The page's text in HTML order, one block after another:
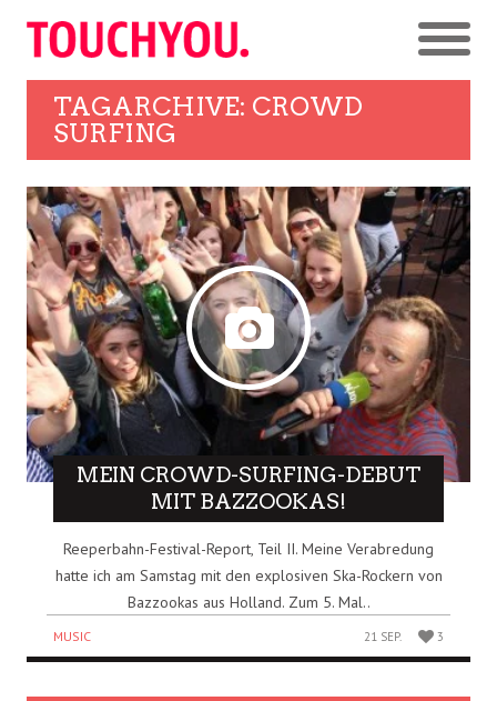
TAGARCHIVE: CROWD
SURFING
MEIN CROWD-SURFING-DEBUT
MIT BAZZOOKAS!
Reeperbahn-Festival-Report, Teil II. Meine Verabredung
hatte ich am Samstag mit den explosiven Ska-Rockern von
Bazzookas aus Holland. Zum 5. Mal..
MUSIC 21 SEP. 3